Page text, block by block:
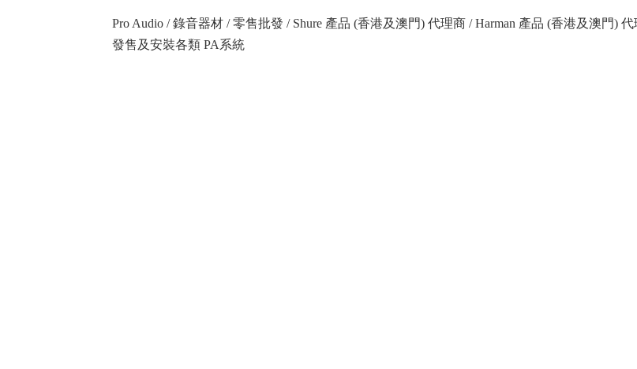
Pro Audio / 錄音器材 / 零售批發 / Shure 產品 (香港及澳門) 代理商 / Harman 產品 (香港及澳門)
發售及安裝各類 PA系統